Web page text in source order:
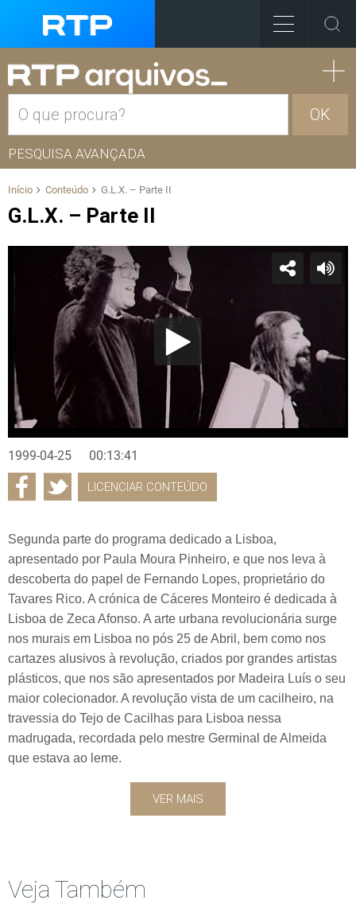
OK
PESQUISA AVANÇADA
Início Conteúdo G.L.X. – Parte II
G.L.X. – Parte II
1999-04-25 00:13:41
LICENCIAR CONTEÚDO
Segunda parte do programa dedicado a Lisboa,
apresentado por Paula Moura Pinheiro, e que nos leva à
descoberta do papel de Fernando Lopes, proprietário do
Tavares Rico. A crónica de Cáceres Monteiro é dedicada à
Lisboa de Zeca Afonso. A arte urbana revolucionária surge
nos murais em Lisboa no pós 25 de Abril, bem como nos
cartazes alusivos à revolução, criados por grandes artistas
plásticos, que nos são apresentados por Madeira Luís o seu
maior colecionador. A revolução vista de um cacilheiro, na
travessia do Tejo de Cacilhas para Lisboa nessa
madrugada, recordada pelo mestre Germinal de Almeida
que estava ao leme.
VER MAIS
Veja Também